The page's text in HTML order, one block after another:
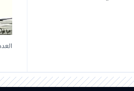
العدد :